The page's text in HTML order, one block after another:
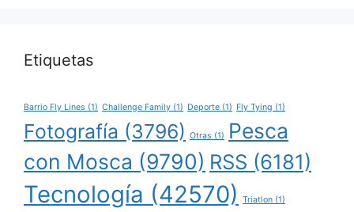
Etiquetas
Barrio Fly Lines (1) Challenge Family (1) Deporte (1) Fly Tying (1)
Fotografía (3796) Otras (1)
Pesca
con Mosca (9790) RSS (6181)
Tecnología (42570) Triatlon (1)